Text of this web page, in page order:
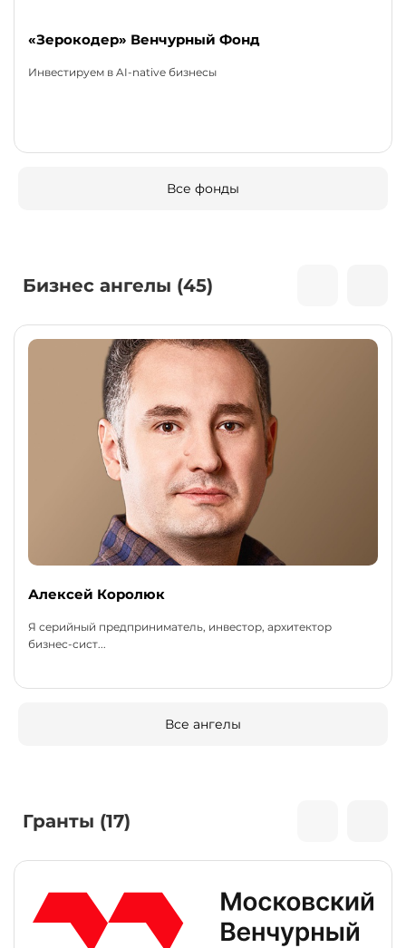
«Зерокодер» Венчурный Фонд
Инвестируем в AI-native бизнесы
Все фонды
Бизнес ангелы (45)
Алексей Королюк
Я серийный предприниматель, инвестор, архитектор
бизнес-сист...
Все ангелы
Гранты (17)